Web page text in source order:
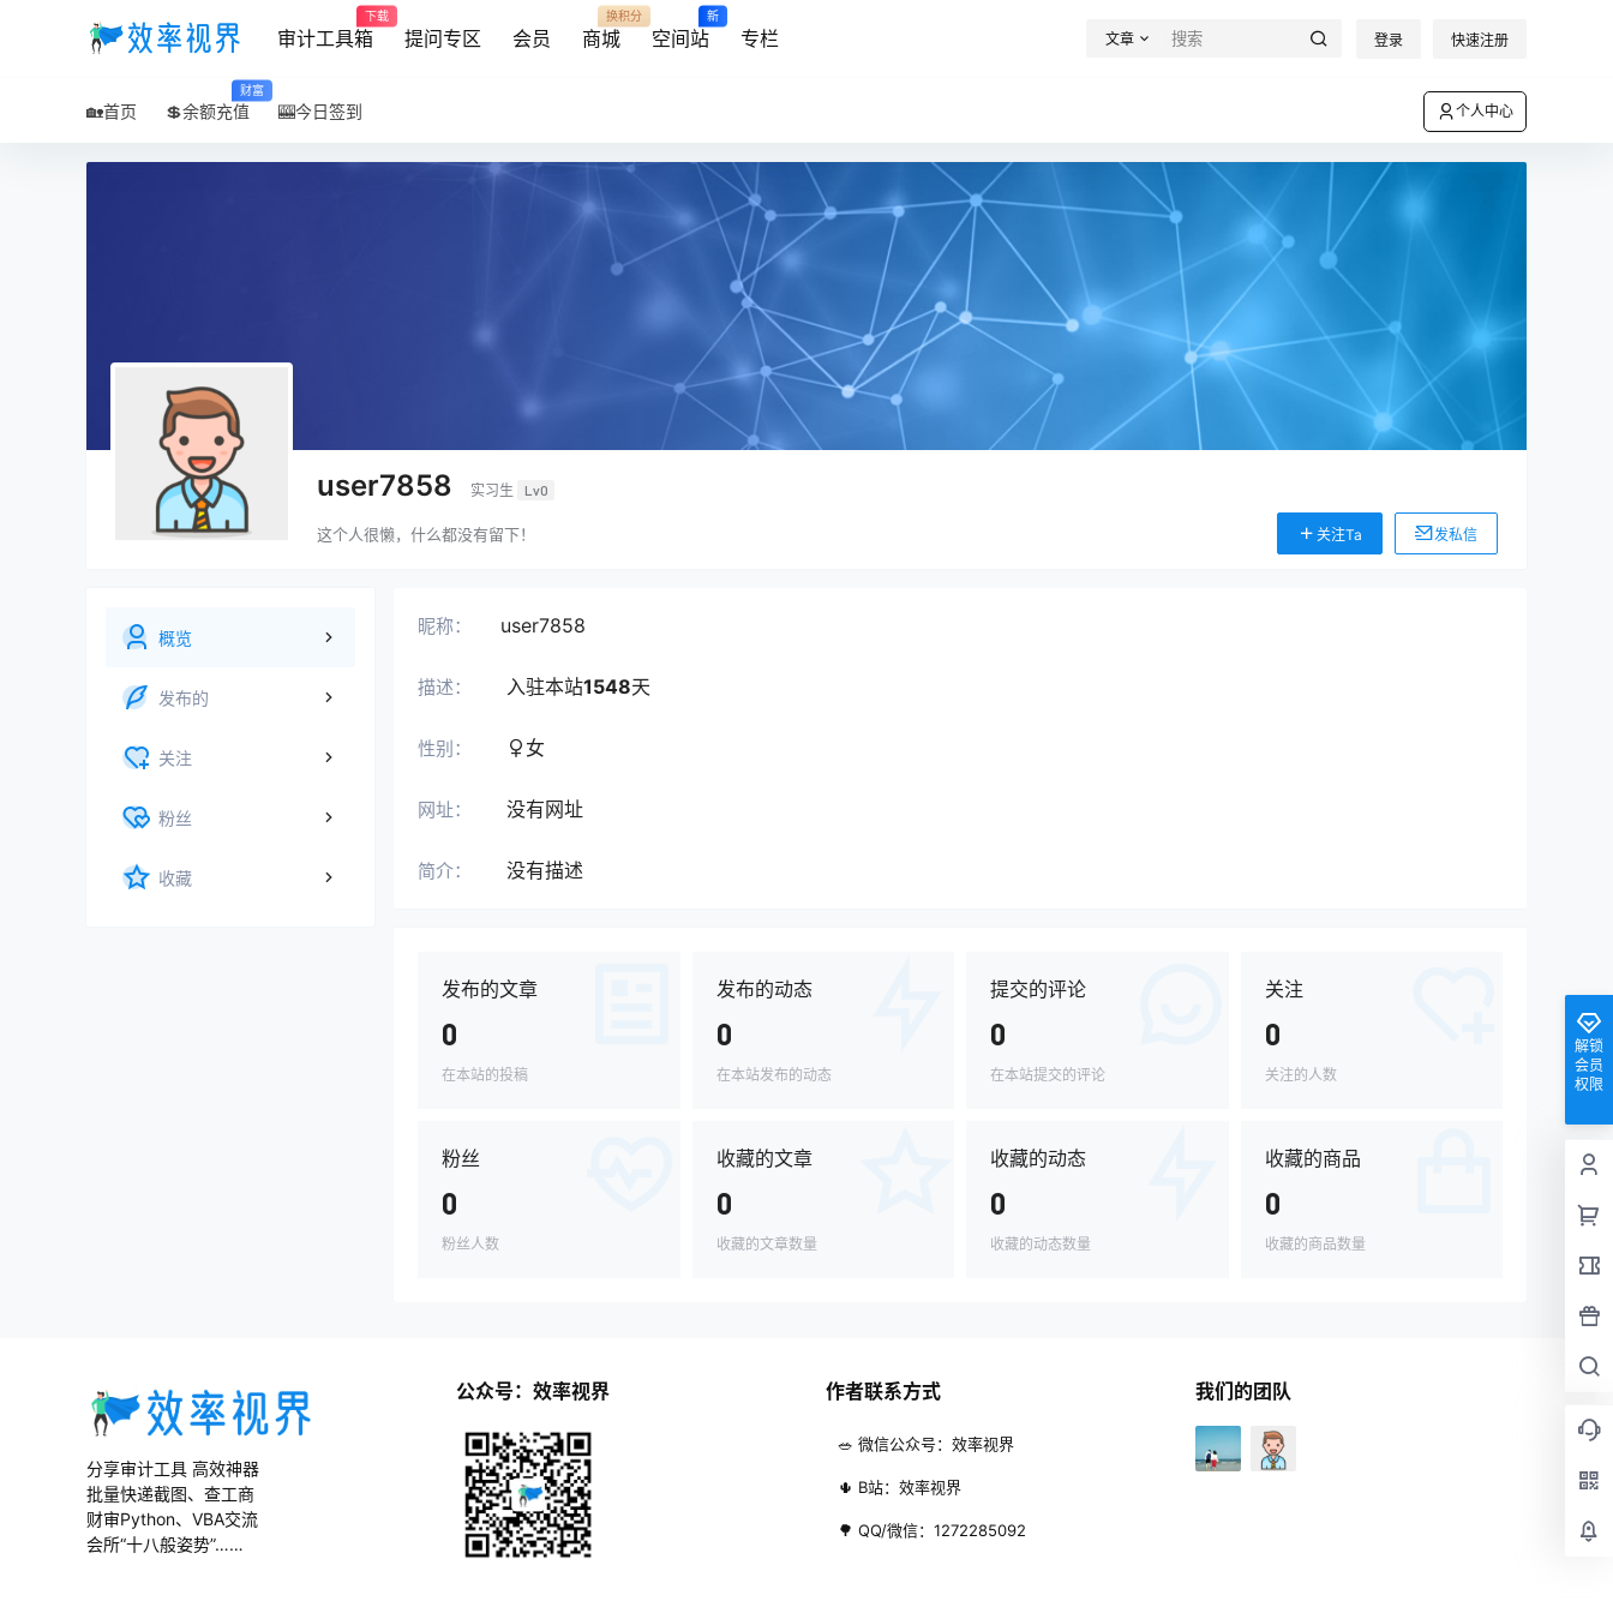
审计工具箱
下载
提问专区 会员 商城
换积分
空间站
新
专栏 文章 登录 快速注册
🏡首页 💲余额充值
财富
🎰今日签到 个人中心
user7858 实习生 Lv0
这个人很懒，什么都没有留下！ 关注Ta 发私信
概览
发布的
关注
粉丝
收藏
昵称： user7858
描述： 入驻本站1548天
性别： 女
网址： 没有网址
简介： 没有描述
发布的文章
0
在本站的投稿
发布的动态
0
在本站发布的动态
提交的评论
0
在本站提交的评论
关注
0
关注的人数
粉丝
0
粉丝人数
收藏的文章
0
收藏的文章数量
收藏的动态
0
收藏的动态数量
收藏的商品
0
收藏的商品数量
解锁
会员
权限
分享审计工具 高效神器
批量快递截图、查工商
财审Python、VBA交流
会所“十八般姿势”……
公众号：效率视界 作者联系方式
🥗 微信公众号：效率视界
🌵 B站：效率视界
🌳 QQ/微信：1272285092
我们的团队